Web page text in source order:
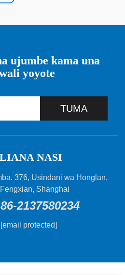
ujumbe kama una
yoyote
TUMA
NASI
376, Usindani wa Honglan,
Shanghai
86-2137580234
[email protected]